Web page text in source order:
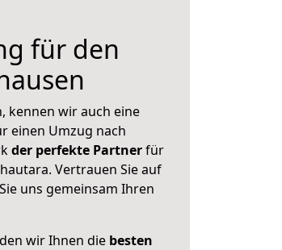
für den
kennen wir auch eine
einen Umzug nach
der perfekte Partnerfür
Vertrauen Sie auf
uns gemeinsam Ihren
wir Ihnen die besten